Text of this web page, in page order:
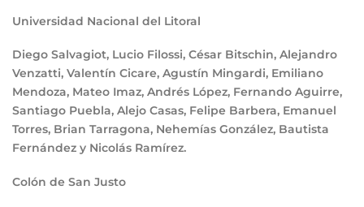
Universidad Nacional del Litoral
Diego Salvagiot, Lucio Filossi, César Bitschin, Alejandro
Venzatti, Valentín Cicare, Agustín Mingardi, Emiliano
Mendoza, Mateo Imaz, Andrés López, Fernando Aguirre,
Santiago Puebla, Alejo Casas, Felipe Barbera, Emanuel
Torres, Brian Tarragona, Nehemías González, Bautista
Fernández y Nicolás Ramírez.
Colón de San Justo